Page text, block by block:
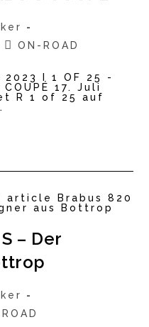
Beitrags-
ON-ROAD
2023 I 1 OF 25 -
COUPÉ 17. Juli
R 1 of 25 auf
– Der